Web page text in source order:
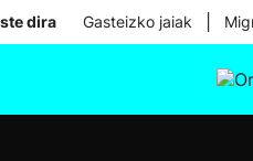
dira Gasteizko jaiak